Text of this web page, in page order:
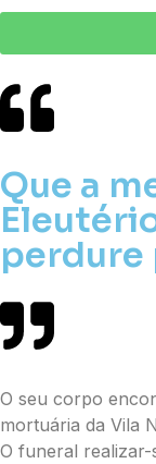
Que a
perdure
O seu corpo
mortuária da Vila
O funeral realizar-